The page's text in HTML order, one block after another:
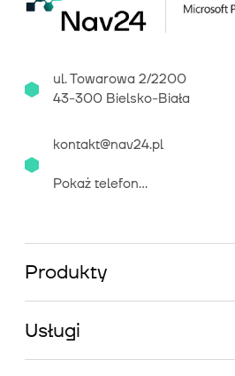
ul. Towarowa 2/2200
43-300 Bielsko-Biała
kontakt@nav24.pl
Pokaż telefon...
Produkty
Usługi